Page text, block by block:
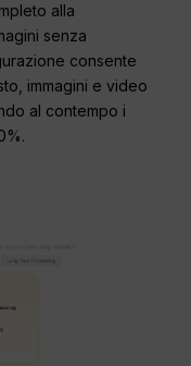
alla
senza
consente
immagini e video
al contempo i